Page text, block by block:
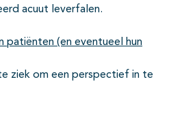
acuut leverfalen.
patiënten (en eventueel hun
ziek om een perspectief in te